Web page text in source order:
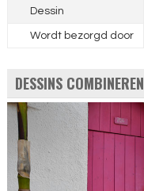
Dessin
Wordt bezorgd door
DESSINS COMBINEREN